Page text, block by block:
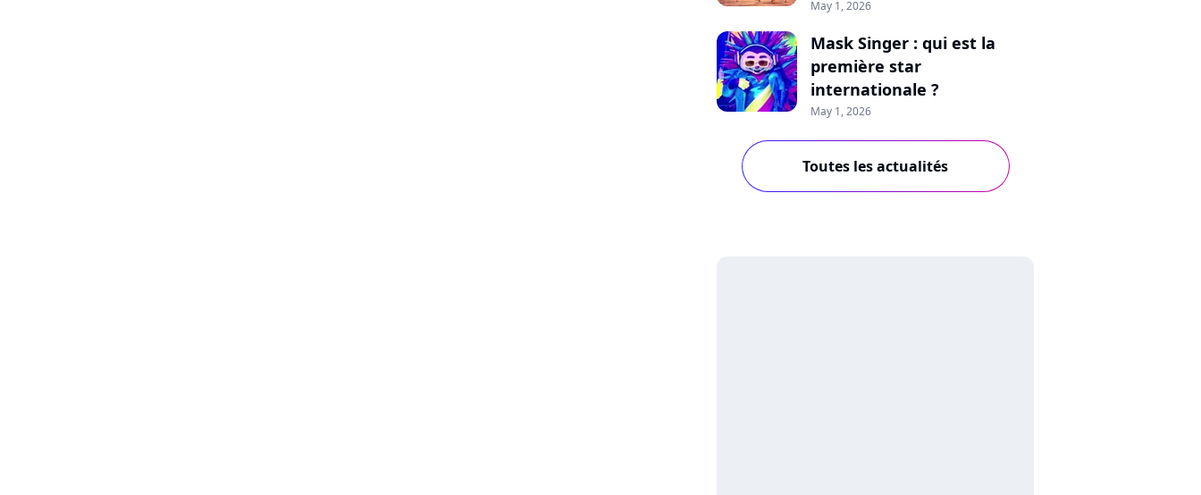
May 1, 2026
Mask Singer : qui est la
première star
internationale ?
May 1, 2026
Toutes les actualités